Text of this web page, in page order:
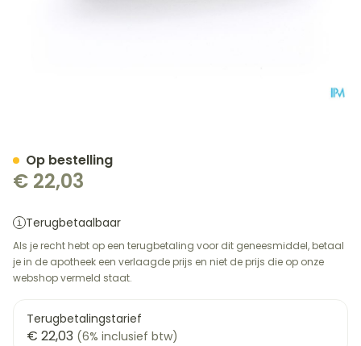
€ 22,03
Terugbetaalbaar
Als je recht hebt op een terugbetaling voor dit geneesmiddel, betaal
je in de apotheek een verlaagde prijs en niet de prijs die op onze
webshop vermeld staat.
Terugbetalingstarief
€ 22,03 (6% inclusief btw)
Op bestelling